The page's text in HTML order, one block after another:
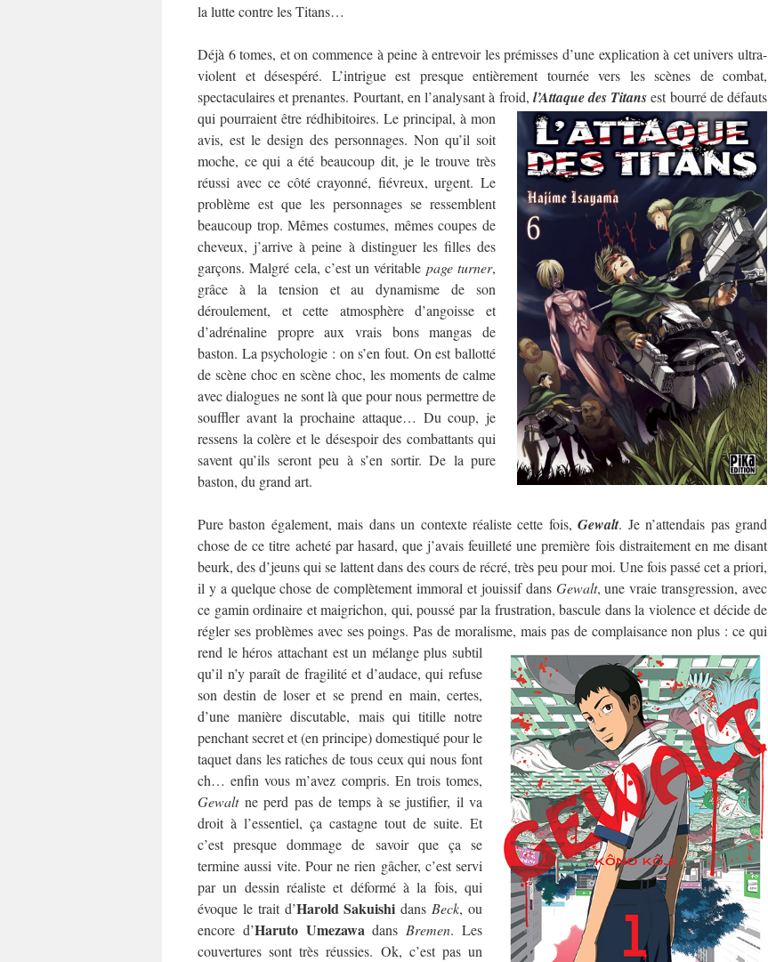
la lutte contre les Titans…
Déjà 6 tomes, et on commence à peine à entrevoir les prémisses d’une explication à cet univers ultra-
violent et désespéré. L’intrigue est presque entièrement tournée vers les scènes de combat,
spectaculaires et prenantes. Pourtant, en l’analysant à froid, l’Attaque des Titansest bourré de défauts
qui pourraient être rédhibitoires. Le principal, à mon
avis, est le design des personnages. Non qu’il soit
moche, ce qui a été beaucoup dit, je le trouve très
réussi avec ce côté crayonné, fiévreux, urgent. Le
problème est que les personnages se ressemblent
beaucoup trop. Mêmes costumes, mêmes coupes de
cheveux, j’arrive à peine à distinguer les filles des
garçons. Malgré cela, c’est un véritable page turner,
grâce à la tension et au dynamisme de son
déroulement, et cette atmosphère d’angoisse et
d’adrénaline propre aux vrais bons mangas de
baston. La psychologie : on s’en fout. On est ballotté
de scène choc en scène choc, les moments de calme
avec dialogues ne sont là que pour nous permettre de
souffler avant la prochaine attaque… Du coup, je
ressens la colère et le désespoir des combattants qui
savent qu’ils seront peu à s’en sortir. De la pure
baston, du grand art.
Pure baston également, mais dans un contexte réaliste cette fois,Gewalt. Je n’attendais pas grand
chose de ce titre acheté par hasard, que j’avais feuilleté une première fois distraitement en me disant
beurk, des d’jeuns qui se lattent dans des cours de récré, très peu pour moi. Une fois passé cet a priori,
il y a quelque chose de complètement immoral et jouissif dans Gewalt, une vraie transgression, avec
ce gamin ordinaire et maigrichon, qui, poussé par la frustration, bascule dans la violence et décide de
régler ses problèmes avec ses poings. Pas de moralisme, mais pas de complaisance non plus :ce qui
rend le héros attachant est un mélange plus subtil
qu’il n’y paraît de fragilité et d’audace, qui refuse
son destin de loser et se prend en main, certes,
d’une manière discutable, mais qui titille notre
penchant secret et (en principe) domestiqué pour le
taquet dans les ratiches de tous ceux qui nous font
ch… enfin vous m’avez compris. En trois tomes,
Gewaltne perd pas de temps à se justifier, il va
droit à l’essentiel, ça castagne tout de suite. Et
c’est presque dommage de savoir que ça se
termine aussi vite. Pour ne rien gâcher, c’est servi
par un dessin réaliste et déformé à la fois, qui
évoque le trait d’Harold Sakuishi dans Beck, ou
encore d’Haruto Umezawa dans Bremen. Les
couvertures sont très réussies. Ok, c’est pas un